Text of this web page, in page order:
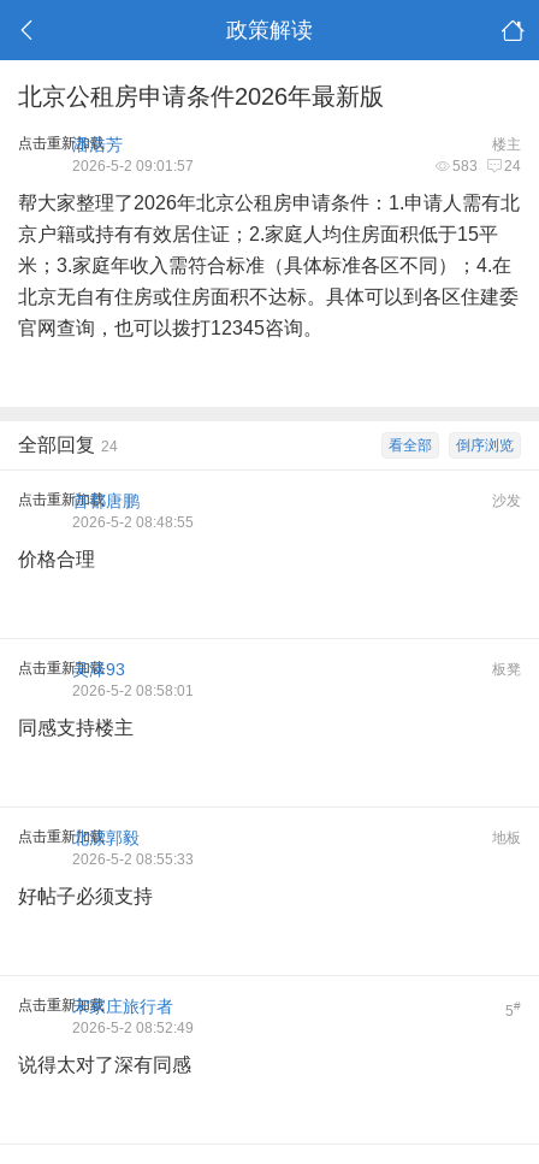
政策解读
北京公租房申请条件2026年最新版
点击重新加载 楼主
潘浩芳
583 24
2026-5-2 09:01:57
帮大家整理了2026年北京公租房申请条件：1.申请人需有北
京户籍或持有有效居住证；2.家庭人均住房面积低于15平
米；3.家庭年收入需符合标准（具体标准各区不同）；4.在
北京无自有住房或住房面积不达标。具体可以到各区住建委
官网查询，也可以拨打12345咨询。
倒序浏览
看全部
全部回复 24
点击重新加载 沙发
首都唐鹏
2026-5-2 08:48:55
价格合理
点击重新加载 板凳
吴泽93
2026-5-2 08:58:01
同感支持楼主
点击重新加载 地板
北漂郭毅
2026-5-2 08:55:33
好帖子必须支持
点击重新加载 5#
宋家庄旅行者
2026-5-2 08:52:49
说得太对了深有同感